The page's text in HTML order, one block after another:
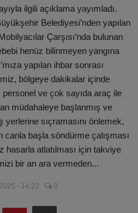
ilgili açıklama yayımladı.
Belediyesi’nden yapılan
Çarşısı’nda bulunan
henüz bilinmeyen yangına
yapılan ihbar sonrası
bölgeye dakikalar içinde
personel ve çok sayıda araç ile
müdahaleye başlanmış ve
sıçramasını önlemek,
canla başla söndürme çalışması
hasarla atlatılması için takviye
bir an ara vermeden...
- 14:22 0